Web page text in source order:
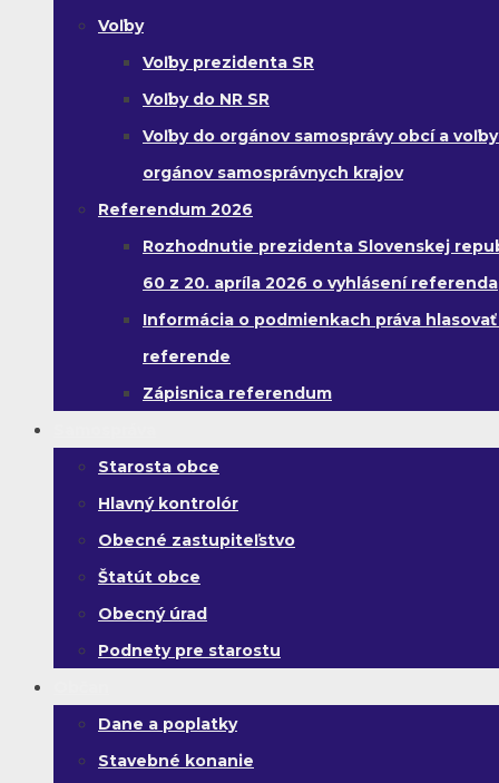
Voľby
Voľby prezidenta SR
Voľby do NR SR
Voľby do orgánov samosprávy obcí a
orgánov samosprávnych krajov
Referendum 2026
Rozhodnutie prezidenta Slovenskej
60 z 20. apríla 2026 o vyhlásení referenda
Informácia o podmienkach práva hlasovať
referende
Zápisnica referendum
Starosta obce
Hlavný kontrolór
Obecné zastupiteľstvo
Štatút obce
Obecný úrad
Podnety pre starostu
Dane a poplatky
Stavebné konanie